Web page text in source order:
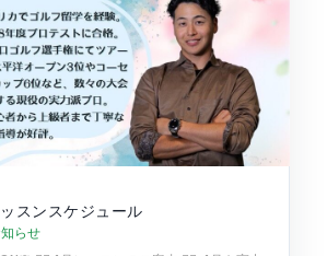
スンスケジュール
らせ